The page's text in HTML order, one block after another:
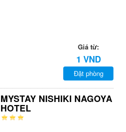
Giá từ:
1 VND
Đặt phòng
MYSTAY NISHIKI NAGOYA
HOTEL